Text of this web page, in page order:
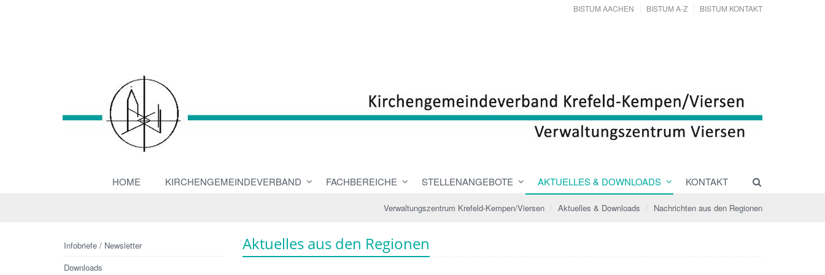
BISTUM AACHEN BISTUM A-Z BISTUM KONTAKT
HOME KIRCHENGEMEINDEVERBAND FACHBEREICHE STELLENANGEBOTE AKTUELLES & DOWNLOADS KONTAKT
Verwaltungszentrum Krefeld-Kempen/Viersen Aktuelles & Downloads Nachrichten aus den Regionen
Aktuelles aus den Regionen
Infobriefe / Newsletter
Downloads